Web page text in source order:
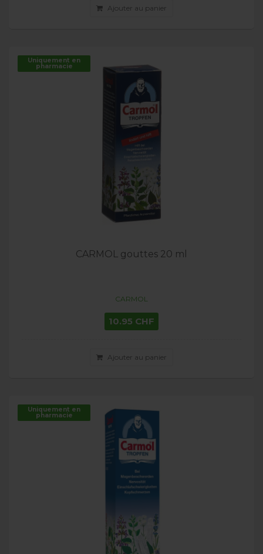
Ajouter au panier
Uniquement en
pharmacie
CARMOL gouttes 20 ml
CARMOL
10.95 CHF
Ajouter au panier
Uniquement en
pharmacie